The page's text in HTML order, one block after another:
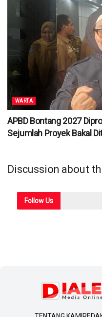
WARTA
APBD Bontang 2027
Sejumlah Proyek Bakal
Discussion about
FollowUs